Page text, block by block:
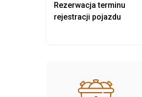
Rezerwacja terminu
rejestracji pojazdu